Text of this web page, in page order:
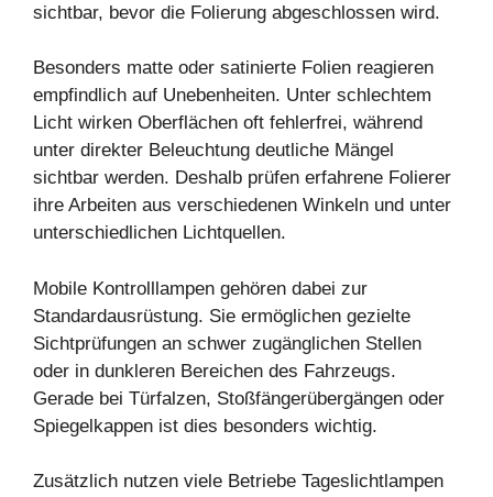
sichtbar, bevor die Folierung abgeschlossen wird.
Besonders matte oder satinierte Folien reagieren
empfindlich auf Unebenheiten. Unter schlechtem
Licht wirken Oberflächen oft fehlerfrei, während
unter direkter Beleuchtung deutliche Mängel
sichtbar werden. Deshalb prüfen erfahrene Folierer
ihre Arbeiten aus verschiedenen Winkeln und unter
unterschiedlichen Lichtquellen.
Mobile Kontrolllampen gehören dabei zur
Standardausrüstung. Sie ermöglichen gezielte
Sichtprüfungen an schwer zugänglichen Stellen
oder in dunkleren Bereichen des Fahrzeugs.
Gerade bei Türfalzen, Stoßfängerübergängen oder
Spiegelkappen ist dies besonders wichtig.
Zusätzlich nutzen viele Betriebe Tageslichtlampen